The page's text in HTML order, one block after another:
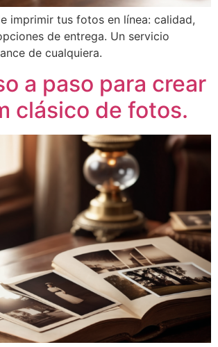
imprimir tus fotos en línea: calidad,
de entrega. Un servicio
de cualquiera.
a paso para crear
clásico de fotos.